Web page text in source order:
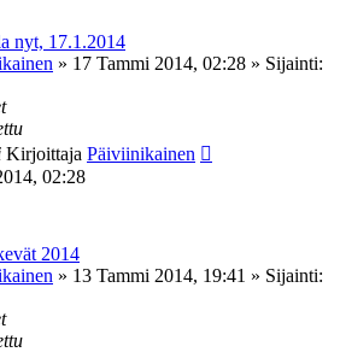
nyt, 17.1.2014
» 17 Tammi 2014, 02:28 » Sijainti:
Kirjoittaja Päiviinikainen
02:28
2014
» 13 Tammi 2014, 19:41 » Sijainti: